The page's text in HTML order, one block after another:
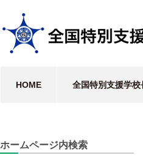
HOME 全国特別支援学校
ホームページ内検索